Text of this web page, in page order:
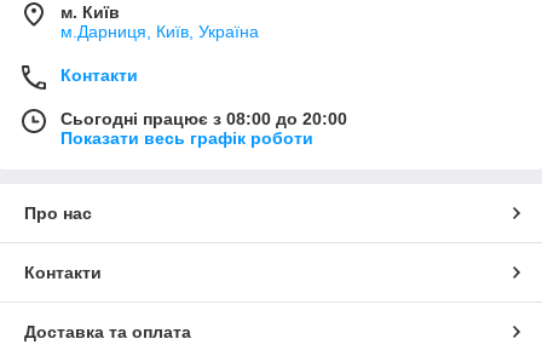
м. Київ
м.Дарниця, Київ, Україна
Контакти
Сьогодні працює з 08:00 до 20:00
Показати весь графік роботи
Про нас
Контакти
Доставка та оплата